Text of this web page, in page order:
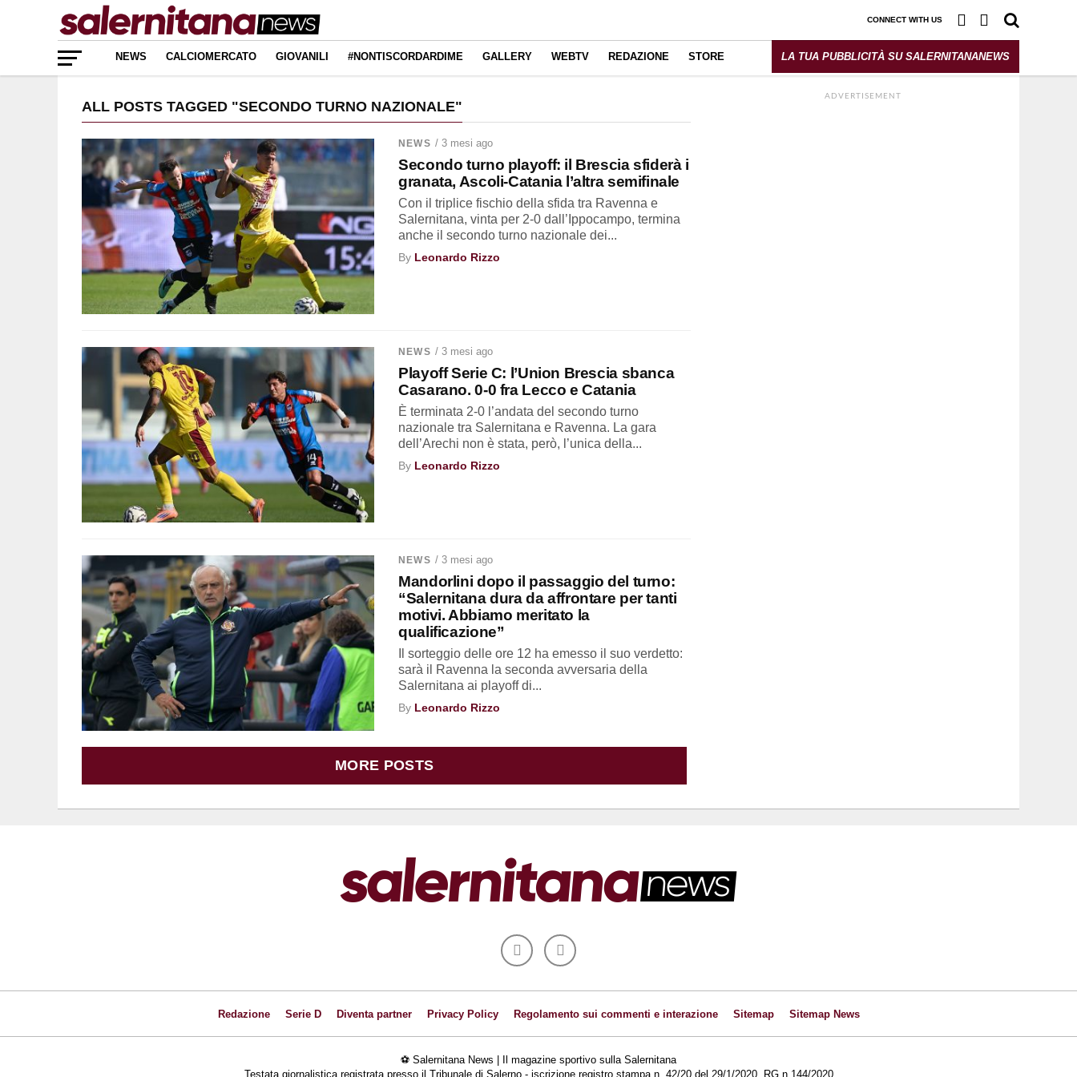
CONNECT WITH US
NEWS CALCIOMERCATO GIOVANILI #NONTISCORDARDIME GALLERY WEBTV REDAZIONE STORE LA TUA PUBBLICITÀ SU SALERNITANANEWS
ALL POSTS TAGGED "SECONDO TURNO NAZIONALE"
NEWS / 3 mesi ago
Secondo turno playoff: il Brescia sfiderà i
granata, Ascoli-Catania l’altra semifinale
Con il triplice fischio della sfida tra Ravenna e
Salernitana, vinta per 2-0 dall’Ippocampo, termina
anche il secondo turno nazionale dei...
By Leonardo Rizzo
NEWS / 3 mesi ago
Playoff Serie C: l’Union Brescia sbanca
Casarano. 0-0 fra Lecco e Catania
È terminata 2-0 l’andata del secondo turno
nazionale tra Salernitana e Ravenna. La gara
dell’Arechi non è stata, però, l’unica della...
By Leonardo Rizzo
NEWS / 3 mesi ago
Mandorlini dopo il passaggio del turno:
“Salernitana dura da affrontare per tanti
motivi. Abbiamo meritato la
qualificazione”
Il sorteggio delle ore 12 ha emesso il suo verdetto:
sarà il Ravenna la seconda avversaria della
Salernitana ai playoff di...
By Leonardo Rizzo
MORE POSTS
ADVERTISEMENT
Redazione Serie D Diventa partner Privacy Policy Regolamento sui commenti e interazione Sitemap Sitemap News
⚽ Salernitana News | Il magazine sportivo sulla Salernitana
Testata giornalistica registrata presso il Tribunale di Salerno - iscrizione registro stampa n. 42/20 del 29/1/2020, RG n.144/2020